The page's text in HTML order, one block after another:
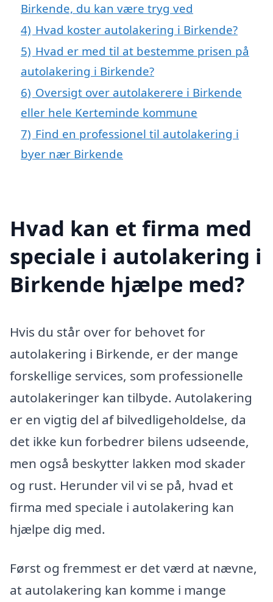
Birkende, du kan være tryg ved
4) Hvad koster autolakering i Birkende?
5) Hvad er med til at bestemme prisen på
autolakering i Birkende?
6) Oversigt over autolakerere i Birkende
eller hele Kerteminde kommune
7) Find en professionel til autolakering i
byer nær Birkende
Hvad kan et firma med
speciale i autolakering i
Birkende hjælpe med?
Hvis du står over for behovet for
autolakering i Birkende, er der mange
forskellige services, som professionelle
autolakeringer kan tilbyde. Autolakering
er en vigtig del af bilvedligeholdelse, da
det ikke kun forbedrer bilens udseende,
men også beskytter lakken mod skader
og rust. Herunder vil vi se på, hvad et
firma med speciale i autolakering kan
hjælpe dig med.
Først og fremmest er det værd at nævne,
at autolakering kan komme i mange